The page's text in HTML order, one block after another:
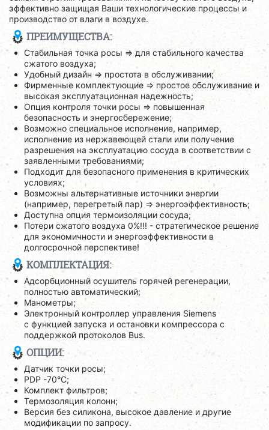
эффективно защищая Ваши технологические процессы и
производство от влаги в воздухе.
ПРЕИМУЩЕСТВА:
Стабильная точка росы => для стабильного качества
сжатого воздуха;
Удобный дизайн => простота в обслуживании;
Фирменные комплектующие => простое обслуживание и
высокая эксплуатационная надежность;
Опция контроля точки росы => повышенная
безопасность и энергосбережение;
Возможно специальное исполнение, например,
исполнение из нержавеющей стали или получение
разрешения на эксплуатацию сосуда в соответствии с
заявленными требованиями;
Подходит для безопасного применения в критических
условиях;
Возможны альтернативные источники энергии
(например, перегретый пар) => энергоэффективность;
Доступна опция термоизоляции сосуда;
Потери сжатого воздуха 0%!!! - стратегическое решение
для экономичности и энергоэффективности в
долгосрочной перспективе!
КОМПЛЕКТАЦИЯ:
Адсорбционный осушитель горячей регенерации,
полностью автоматический;
Манометры;
Электронный контроллер управления Siemens
с функцией запуска и остановки компрессора c
поддержкой протоколов Bus.
ОПЦИИ:
Датчик точки росы;
PDP -70°C;
Комплект фильтров;
Термозоляция колонн;
Версия без силикона, высокое давление и другие
модификации по запросу.